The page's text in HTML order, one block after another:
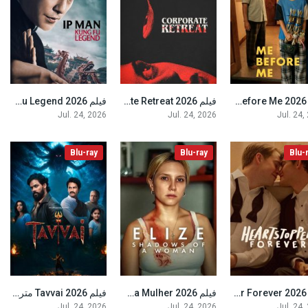
5.1
فيلم Me Before Me 2026 مترجم
Jul. 24,
3.7
فيلم Corporate Retreat 2026 مترجم
Jul. 24, 2026
5.9
فيلم Ip Man: Kung Fu Legend 2026 مترجم
Jul. 24, 2026
7
Blu-
فيلم Heartstopper Forever 2026 مترجم 6
Blu-ray
فيلم Elize: Sombras de uma Mulher 2026 مترجم 7.8
Blu-ray
فيلم Tavvai 2026 مترجم